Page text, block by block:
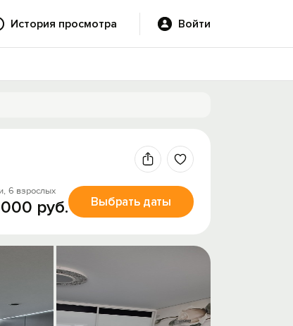
История просмотра Войти
6 взрослых
руб. Выбрать даты